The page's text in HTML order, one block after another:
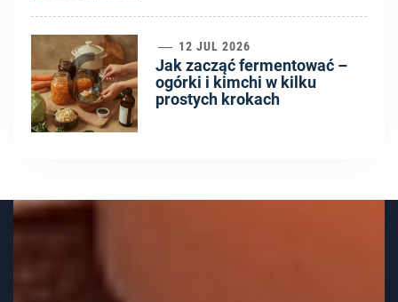
6 12 JUL 2026
Jak zacząć fermentować –
ogórki i kimchi w kilku
prostych krokach